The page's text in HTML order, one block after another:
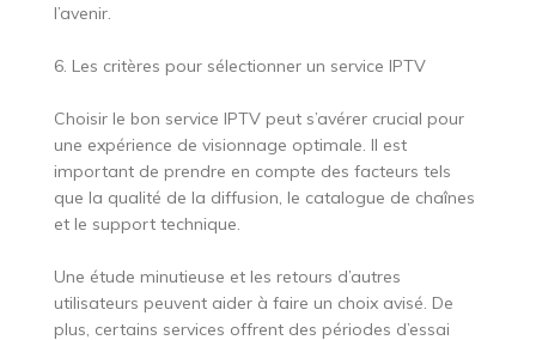
l’avenir.
6. Les critères pour sélectionner un service IPTV
Choisir le bon service IPTV peut s’avérer crucial pour
une expérience de visionnage optimale. Il est
important de prendre en compte des facteurs tels
que la qualité de la diffusion, le catalogue de chaînes
et le support technique.
Une étude minutieuse et les retours d’autres
utilisateurs peuvent aider à faire un choix avisé. De
plus, certains services offrent des périodes d’essai